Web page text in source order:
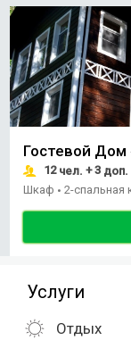
Гостевой Дом
12чел. + 3 доп.
Шкаф • 2-спальная
Услуги
Отдых